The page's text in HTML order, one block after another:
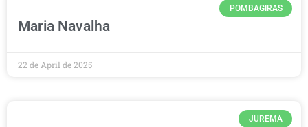
POMBAGIRAS
Maria Navalha
22 de April de 2025
JUREMA